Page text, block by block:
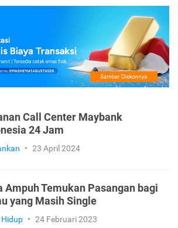
Call Center Maybank
24 Jam
• 23 April 2024
Ampuh Temukan Pasangan bagi
yang Masih Single
• 24 Februari 2023